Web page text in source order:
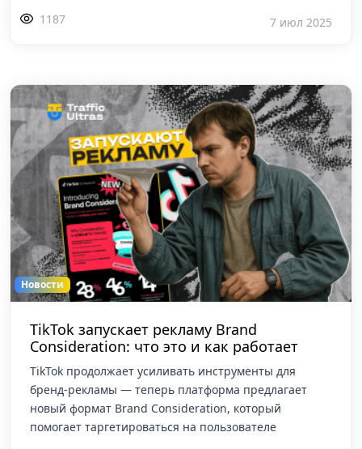
1187 7 июл 2025
Новости
TikTok запускает рекламу Brand
Consideration: что это и как работает
TikTok продолжает усиливать инструменты для
бренд-рекламы — теперь платформа предлагает
новый формат Brand Consideration, который
помогает таргетироваться на пользователе